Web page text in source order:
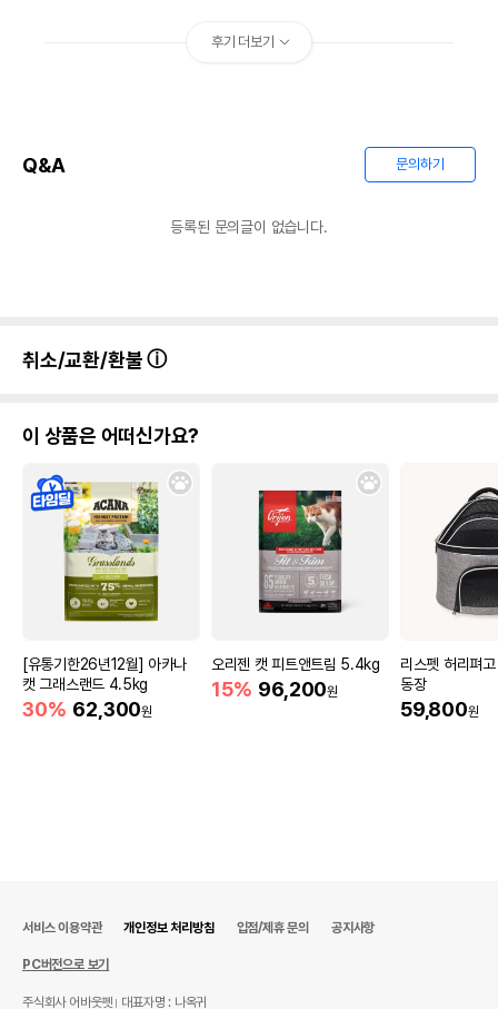
후기 더보기
Q&A 문의하기
등록된 문의글이 없습니다.
취소/교환/환불
이 상품은 어떠신가요?
[유통기한26년12월] 아카나
캣 그래스랜드 4.5kg
30% 62,300원
오리젠 캣 피트앤트림 5.4kg
15% 96,200원
리스펫 허리펴
동장
59,800원
서비스 이용약관 개인정보 처리방침 입점/제휴 문의 공지사항
PC버전으로 보기
주식회사 어바웃펫 대표자명 : 나옥귀